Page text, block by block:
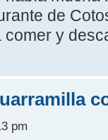
de
y
pm